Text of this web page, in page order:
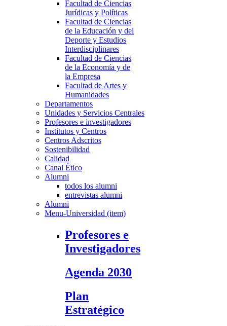
Facultad de Ciencias
Jurídicas y Políticas
Facultad de Ciencias
de la Educación y del
Deporte y Estudios
Interdisciplinares
Facultad de Ciencias
de la Economía y de
la Empresa
Facultad de Artes y
Humanidades
Departamentos
Unidades y Servicios Centrales
Profesores e investigadores
Institutos y Centros
Centros Adscritos
Sostenibilidad
Calidad
Canal Ético
Alumni
todos los alumni
entrevistas alumni
Alumni
Menu-Universidad (item)
Profesores e
Investigadores
Agenda 2030
Plan
Estratégico